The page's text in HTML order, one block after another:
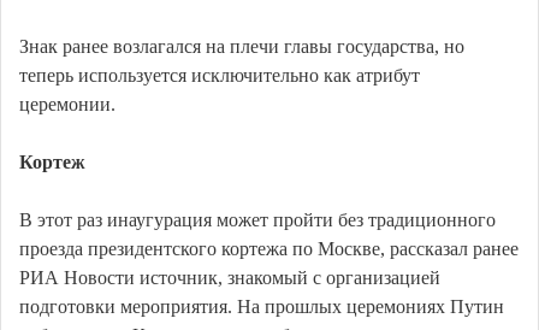
Знак ранее возлагался на плечи главы государства, но
теперь используется исключительно как атрибут
церемонии.
Кортеж
В этот раз инаугурация может пройти без традиционного
проезда президентского кортежа по Москве, рассказал ранее
РИА Новости источник, знакомый с организацией
подготовки мероприятия. На прошлых церемониях Путин